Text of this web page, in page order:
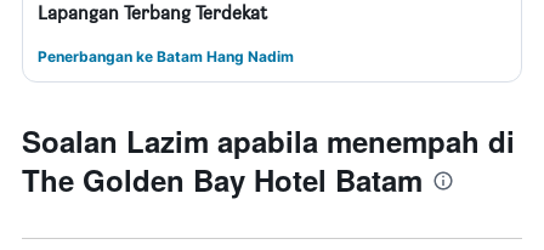
Lapangan Terbang Terdekat
Penerbangan ke Batam Hang Nadim
Soalan Lazim apabila menempah di
The Golden Bay Hotel Batam